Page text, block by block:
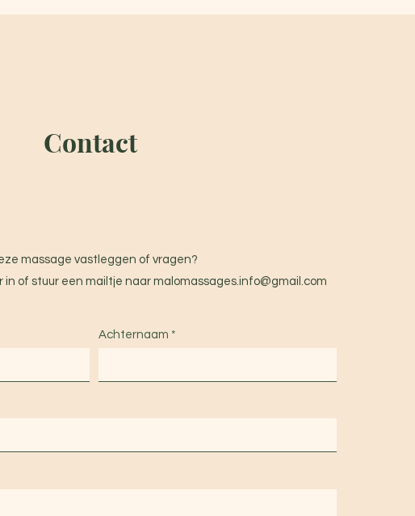
massage vastleggen of vragen?
in of stuur een mailtje naar malomassages.info@gmail.com
Achternaam
Contact